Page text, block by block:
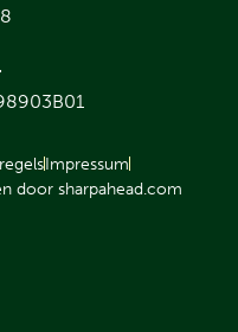
Impressum
door sharpahead.com